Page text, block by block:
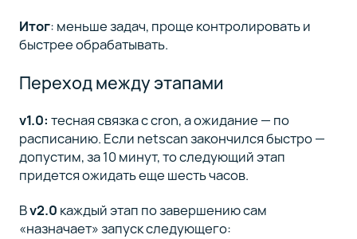
Итог: меньше задач, проще контролировать и
быстрее обрабатывать.
Переход между этапами
v1.0: тесная связка с cron, а ожидание — по
расписанию. Если netscan закончился быстро —
допустим, за 10 минут, то следующий этап
придется ожидать еще шесть часов.
Вv2.0 каждый этап по завершению сам
«назначает» запуск следующего: